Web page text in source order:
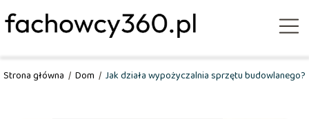
Strona główna / Dom / Jak działa wypożyczalnia sprzętu budowlanego?